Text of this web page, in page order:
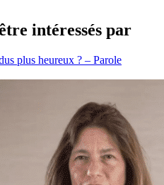
intéressés par
plus heureux ? – Parole